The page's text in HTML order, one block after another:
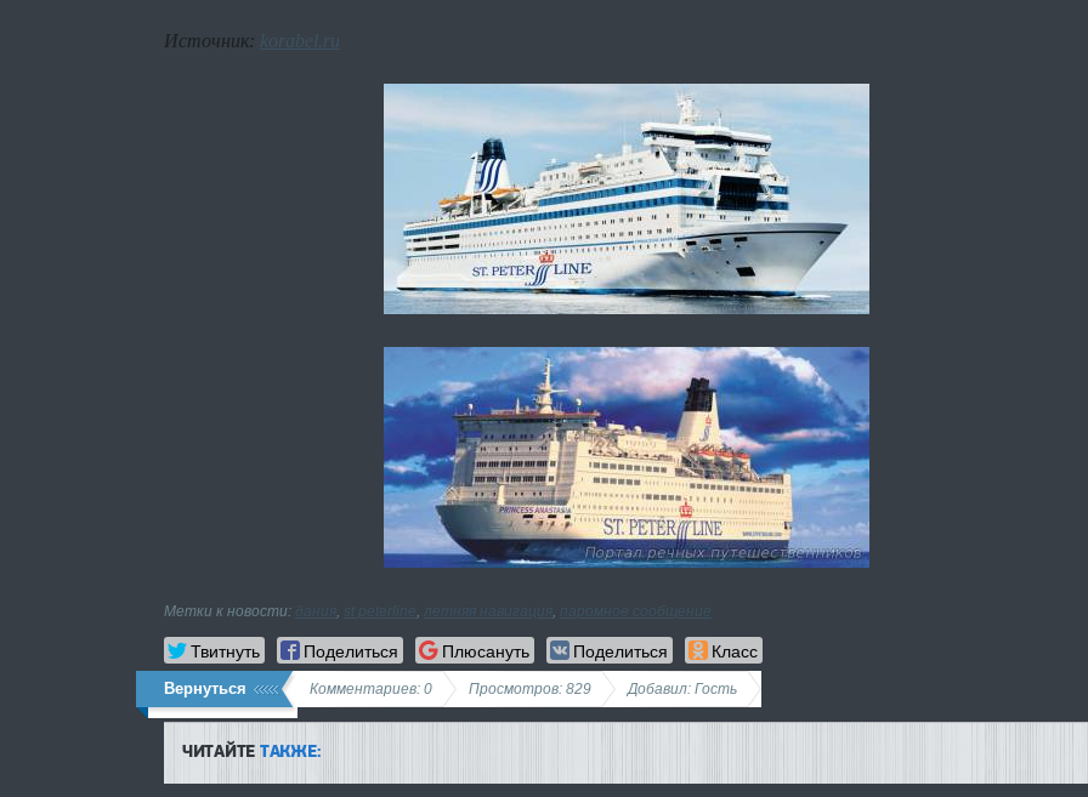
Источник: korabel.ru
Метки к новости: дания st peterline летняя навигация паромное сообщение
Твитнуть Поделиться Плюсануть Поделиться Класс
Вернуться Комментариев: 0 Просмотров: 829 Добавил: Гость
ЧИТАЙТЕ ТАКЖЕ: